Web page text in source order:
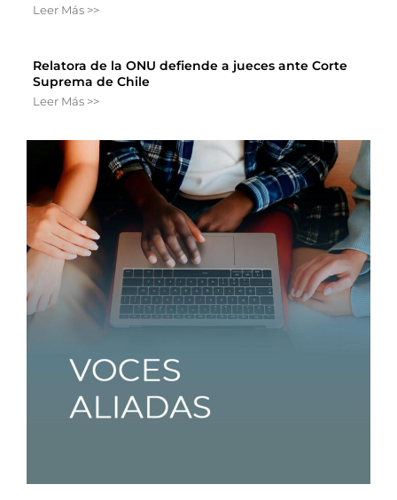
Leer Más >>
Relatora de la ONU defiende a jueces ante Corte
Suprema de Chile
Leer Más >>